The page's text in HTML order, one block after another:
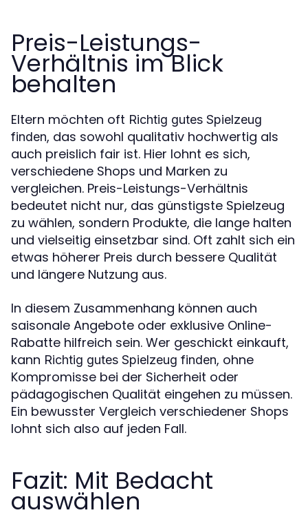
Preis-Leistungs-
Verhältnis im Blick
behalten
Eltern möchten oft Richtig gutes Spielzeug
finden, das sowohl qualitativ hochwertig als
auch preislich fair ist. Hier lohnt es sich,
verschiedene Shops und Marken zu
vergleichen. Preis-Leistungs-Verhältnis
bedeutet nicht nur, das günstigste Spielzeug
zu wählen, sondern Produkte, die lange halten
und vielseitig einsetzbar sind. Oft zahlt sich ein
etwas höherer Preis durch bessere Qualität
und längere Nutzung aus.
In diesem Zusammenhang können auch
saisonale Angebote oder exklusive Online-
Rabatte hilfreich sein. Wer geschickt einkauft,
kann Richtig gutes Spielzeug finden, ohne
Kompromisse bei der Sicherheit oder
pädagogischen Qualität eingehen zu müssen.
Ein bewusster Vergleich verschiedener Shops
lohnt sich also auf jeden Fall.
Fazit: Mit Bedacht
auswählen